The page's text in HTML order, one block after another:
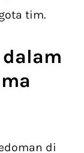
tim.
di